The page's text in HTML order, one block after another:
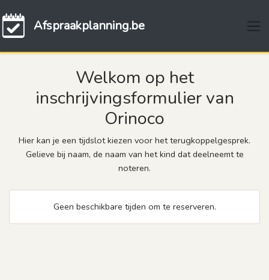
Afspraakplanning.be
Welkom op het
inschrijvingsformulier van
Orinoco
Hier kan je een tijdslot kiezen voor het terugkoppelgesprek.
Gelieve bij naam, de naam van het kind dat deelneemt te
noteren.
Geen beschikbare tijden om te reserveren.